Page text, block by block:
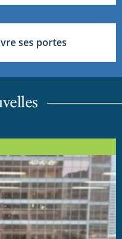
ses portes